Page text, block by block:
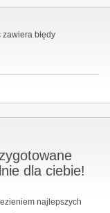
zawiera błędy
dla ciebie!
najlepszych